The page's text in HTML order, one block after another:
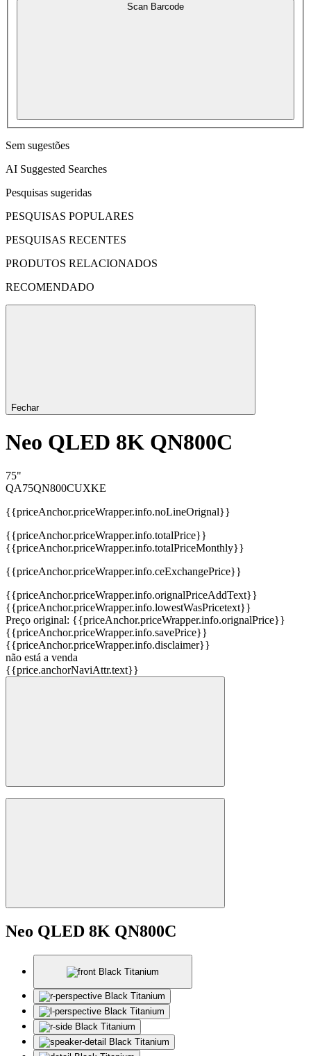
Scan Barcode
Sem sugestões
AI Suggested Searches
Pesquisas sugeridas
PESQUISAS POPULARES
PESQUISAS RECENTES
PRODUTOS RELACIONADOS
RECOMENDADO
Fechar
Neo QLED 8K QN800C
75"
QA75QN800CUXKE
{{priceAnchor.priceWrapper.info.noLineOrignal}}
{{priceAnchor.priceWrapper.info.totalPrice}}
{{priceAnchor.priceWrapper.info.totalPriceMonthly}}
{{priceAnchor.priceWrapper.info.ceExchangePrice}}
{{priceAnchor.priceWrapper.info.orignalPriceAddText}}
{{priceAnchor.priceWrapper.info.lowestWasPricetext}}
Preço original: {{priceAnchor.priceWrapper.info.orignalPrice}}
{{priceAnchor.priceWrapper.info.savePrice}}
{{priceAnchor.priceWrapper.info.disclaimer}}
não está a venda
{{price.anchorNaviAttr.text}}
Neo QLED 8K QN800C